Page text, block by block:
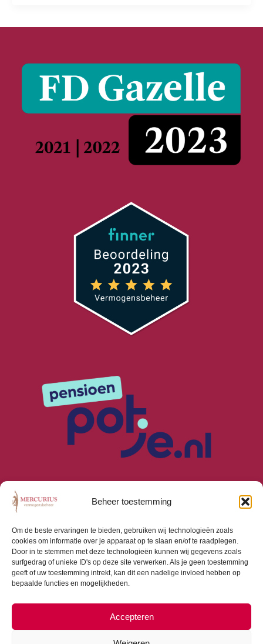
Beheer toestemming
Om de beste ervaringen te bieden, gebruiken wij technologieën zoals
cookies om informatie over je apparaat op te slaan en/of te raadplegen.
Door in te stemmen met deze technologieën kunnen wij gegevens zoals
surfgedrag of unieke ID's op deze site verwerken. Als je geen toestemming
geeft of uw toestemming intrekt, kan dit een nadelige invloed hebben op
bepaalde functies en mogelijkheden.
Accepteren
Algemene Voorwaarden
Privacyverklaring
Cookiebeleid (EU)
Consumentenbrief
Beleggingsbeleid